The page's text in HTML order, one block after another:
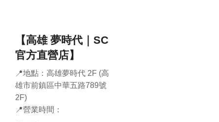
【高雄 夢時代｜SC
官方直營店】
📍地點：高雄夢時代 2F (高
雄市前鎮區中華五路789號
2F)
📍營業時間：